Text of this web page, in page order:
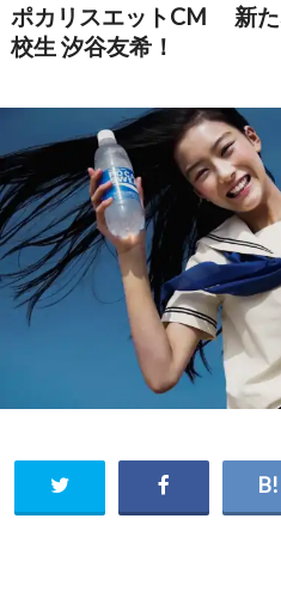
ポカリスエットCM 新た
校生 汐谷友希！